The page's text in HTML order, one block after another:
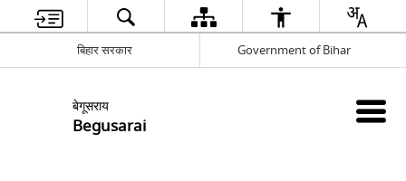
बिहार सरकार Government of Bihar
बेगूसराय
Begusarai